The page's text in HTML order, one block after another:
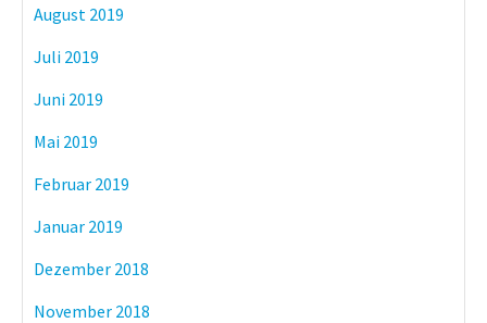
August 2019
Juli 2019
Juni 2019
Mai 2019
Februar 2019
Januar 2019
Dezember 2018
November 2018